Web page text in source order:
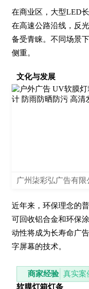
在商业区，大型LED
在高速公路沿线，反
备受青睐。不同场景
侧重。
文化与发展
广州柒彩弘广告有限
近年来，环保理念的
可回收铝合金和环保
动性将成为长寿命广
字屏幕的技术。
商家经验 真实案
软膜灯箱灯条